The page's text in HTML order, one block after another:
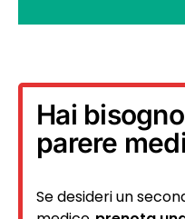
Hai
parere
Se desideri un